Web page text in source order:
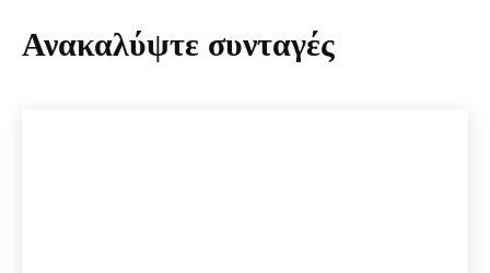
Ανακαλύψτε συνταγές